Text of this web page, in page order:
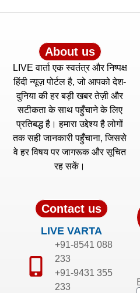
About us
LIVE वार्ता एक स्वतंत्र और निष्पक्ष
हिंदी न्यूज़ पोर्टल है, जो आपको देश-
दुनिया की हर बड़ी खबर तेज़ी और
सटीकता के साथ पहुँचाने के लिए
प्रतिबद्ध है। हमारा उद्देश्य है लोगों
तक सही जानकारी पहुँचाना, जिससे
वे हर विषय पर जागरूक और सूचित
रह सकें।
Contact us
LIVE VARTA
+91-8541 088
233
+91-9431 355
233